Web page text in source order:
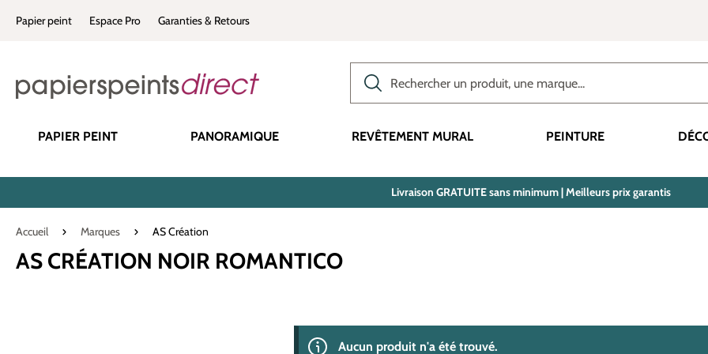
Passer à la navigation principale
Papier peint Espace Pro Garanties & Retours
PAPIER PEINT PANORAMIQUE REVÊTEMENT MURAL PEINTURE
Livraison GRATUITE sans minimum | Meilleurs prix garantis
Accueil Marques AS Création
AS CRÉATION NOIR ROMANTICO
Aucun produit n'a été trouvé.